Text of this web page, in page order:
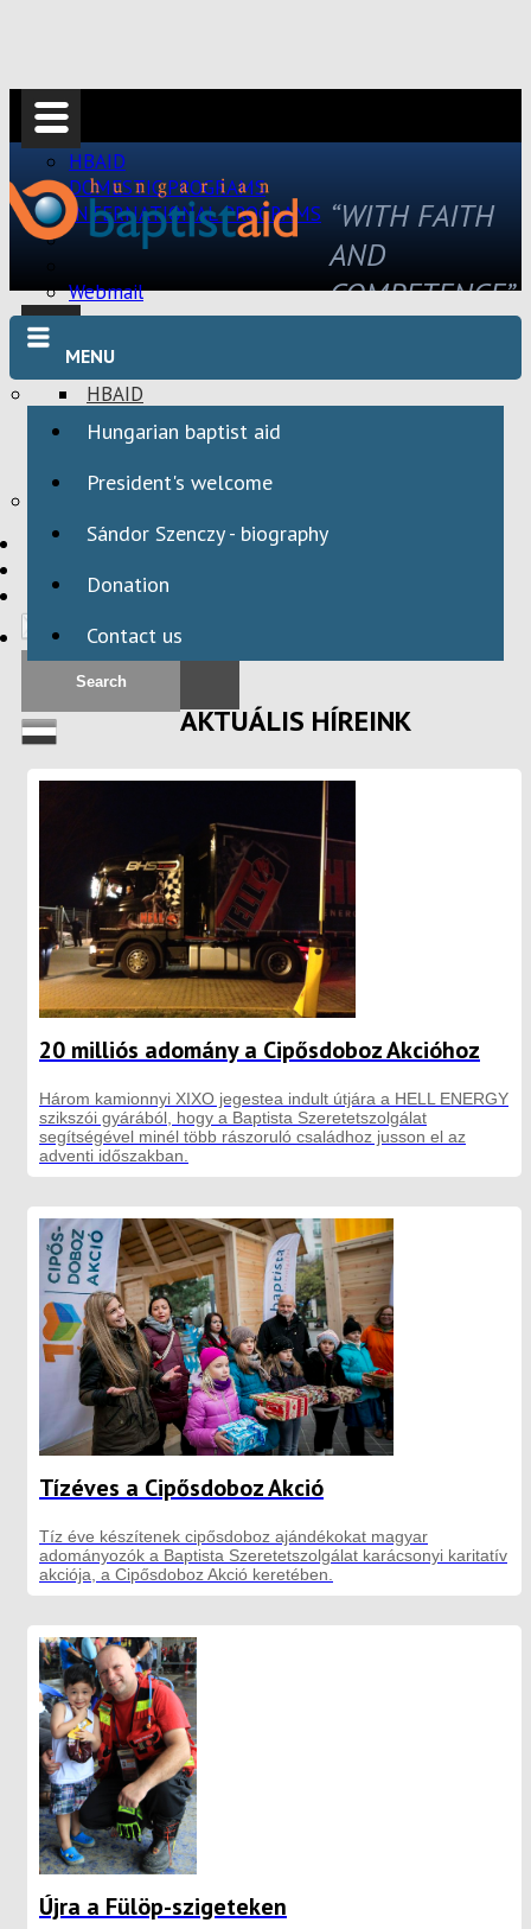
HBAID
DOMESTIC PROGRAMS
INTERNATIONAL PROGRAMS
Webmail
HBAID
DOMESTIC PROGRAMS
HBAID
INTERNATIONAL PROGRAMS
“WITH FAITH
AND
COMPETENCE”
MENU
Hungarian baptist aid
President's welcome
Sándor Szenczy - biography
Donation
Contact us
AKTUÁLIS HÍREINK
20 milliós adomány a Cipősdoboz Akcióhoz
Három kamionnyi XIXO jegestea indult útjára a HELL ENERGY
szikszói gyárából, hogy a Baptista Szeretetszolgálat
segítségével minél több rászoruló családhoz jusson el az
adventi időszakban.
Tízéves a Cipősdoboz Akció
Tíz éve készítenek cipősdoboz ajándékokat magyar
adományozók a Baptista Szeretetszolgálat karácsonyi karitatív
akciója, a Cipősdoboz Akció keretében.
Újra a Fülöp-szigeteken